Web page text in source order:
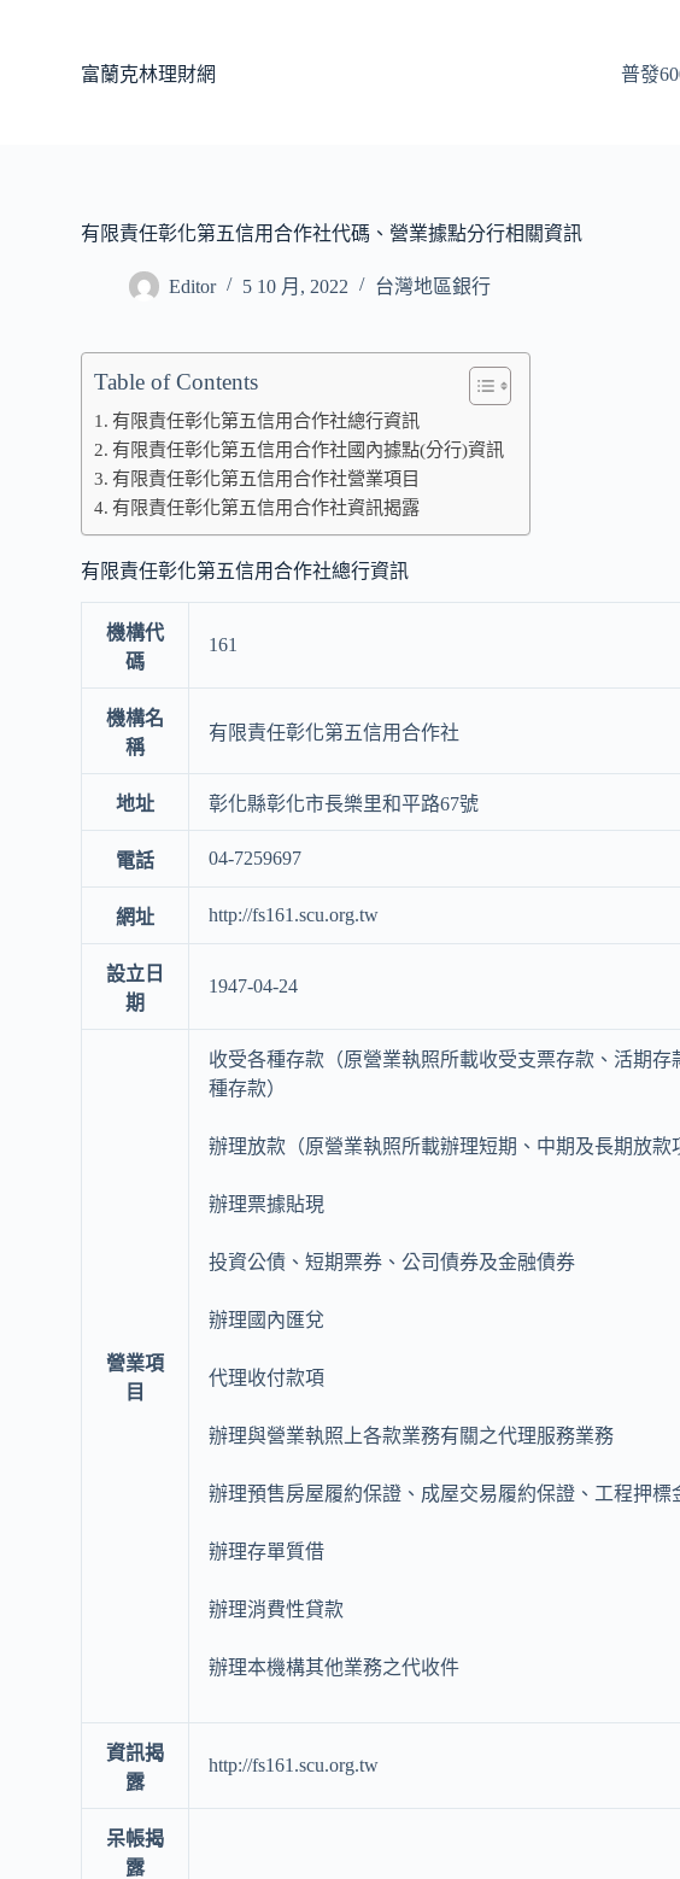
富蘭克林理財網 普發
有限責任彰化第五信用合作社代碼、營業據點分行相關資訊
Editor 5 10 月, 2022 台灣地區銀行
Table of Contents
有限責任彰化第五信用合作社總行資訊
有限責任彰化第五信用合作社國內據點(分行)資訊
有限責任彰化第五信用合作社營業項目
有限責任彰化第五信用合作社資訊揭露
有限責任彰化第五信用合作社總行資訊
機構代
碼
161
機構名
稱
有限責任彰化第五信用合作社
地址 彰化縣彰化市長樂里和平路67號
電話 04-7259697
網址 http://fs161.scu.org.tw
設立日
期
1947-04-24
營業項
目
收受各種存款（原營業執照所載收受支票存款、活期
種存款）
辦理放款（原營業執照所載辦理短期、中期及長期放款
辦理票據貼現
投資公債、短期票券、公司債券及金融債券
辦理國內匯兌
代理收付款項
辦理與營業執照上各款業務有關之代理服務業務
辦理預售房屋履約保證、成屋交易履約保證、工程押
辦理存單質借
辦理消費性貸款
辦理本機構其他業務之代收件
資訊揭
露
http://fs161.scu.org.tw
呆帳揭
露